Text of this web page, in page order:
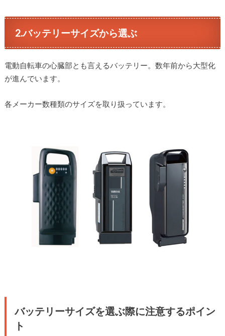
2.バッテリーサイズから選ぶ
電動自転車の心臓部とも言えるバッテリー。数年前から大型化
が進んでいます。
各メーカー数種類のサイズを取り扱っています。
バッテリーサイズを選ぶ際に注意するポイン
ト